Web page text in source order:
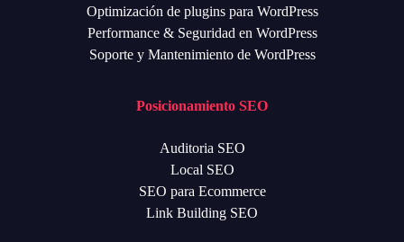
Optimización de plugins para WordPress
Performance & Seguridad en WordPress
Soporte y Mantenimiento de WordPress
Posicionamiento SEO
Auditoria SEO
Local SEO
SEO para Ecommerce
Link Building SEO